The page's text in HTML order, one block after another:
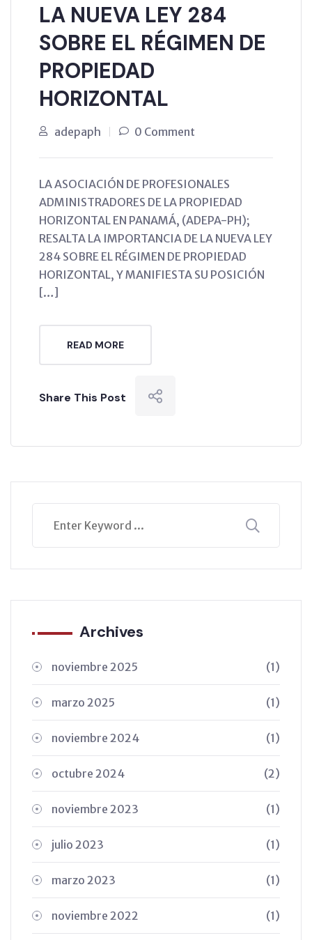
LA NUEVA LEY 284
SOBRE EL RÉGIMEN DE
PROPIEDAD
HORIZONTAL
adepaph 0 Comment
LA ASOCIACIÓN DE PROFESIONALES
ADMINISTRADORES DE LA PROPIEDAD
HORIZONTAL EN PANAMÁ, (ADEPA-PH);
RESALTA LA IMPORTANCIA DE LA NUEVA LEY
284 SOBRE EL RÉGIMEN DE PROPIEDAD
HORIZONTAL, Y MANIFIESTA SU POSICIÓN
[…]
READ MORE
Share This Post
Archives
noviembre 2025 (1)
marzo 2025 (1)
noviembre 2024 (1)
octubre 2024 (2)
noviembre 2023 (1)
julio 2023 (1)
marzo 2023 (1)
noviembre 2022 (1)